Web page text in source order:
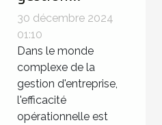
d'entreprise avec
des services de
secrétariat
juridique
efficaces
30 décembre 2024
01:10
Dans le monde
complexe de la
gestion d'entreprise,
l'efficacité
opérationnelle est